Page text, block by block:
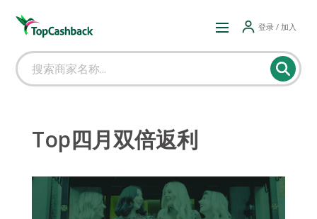
登录 / 加入
Top四月双倍返利